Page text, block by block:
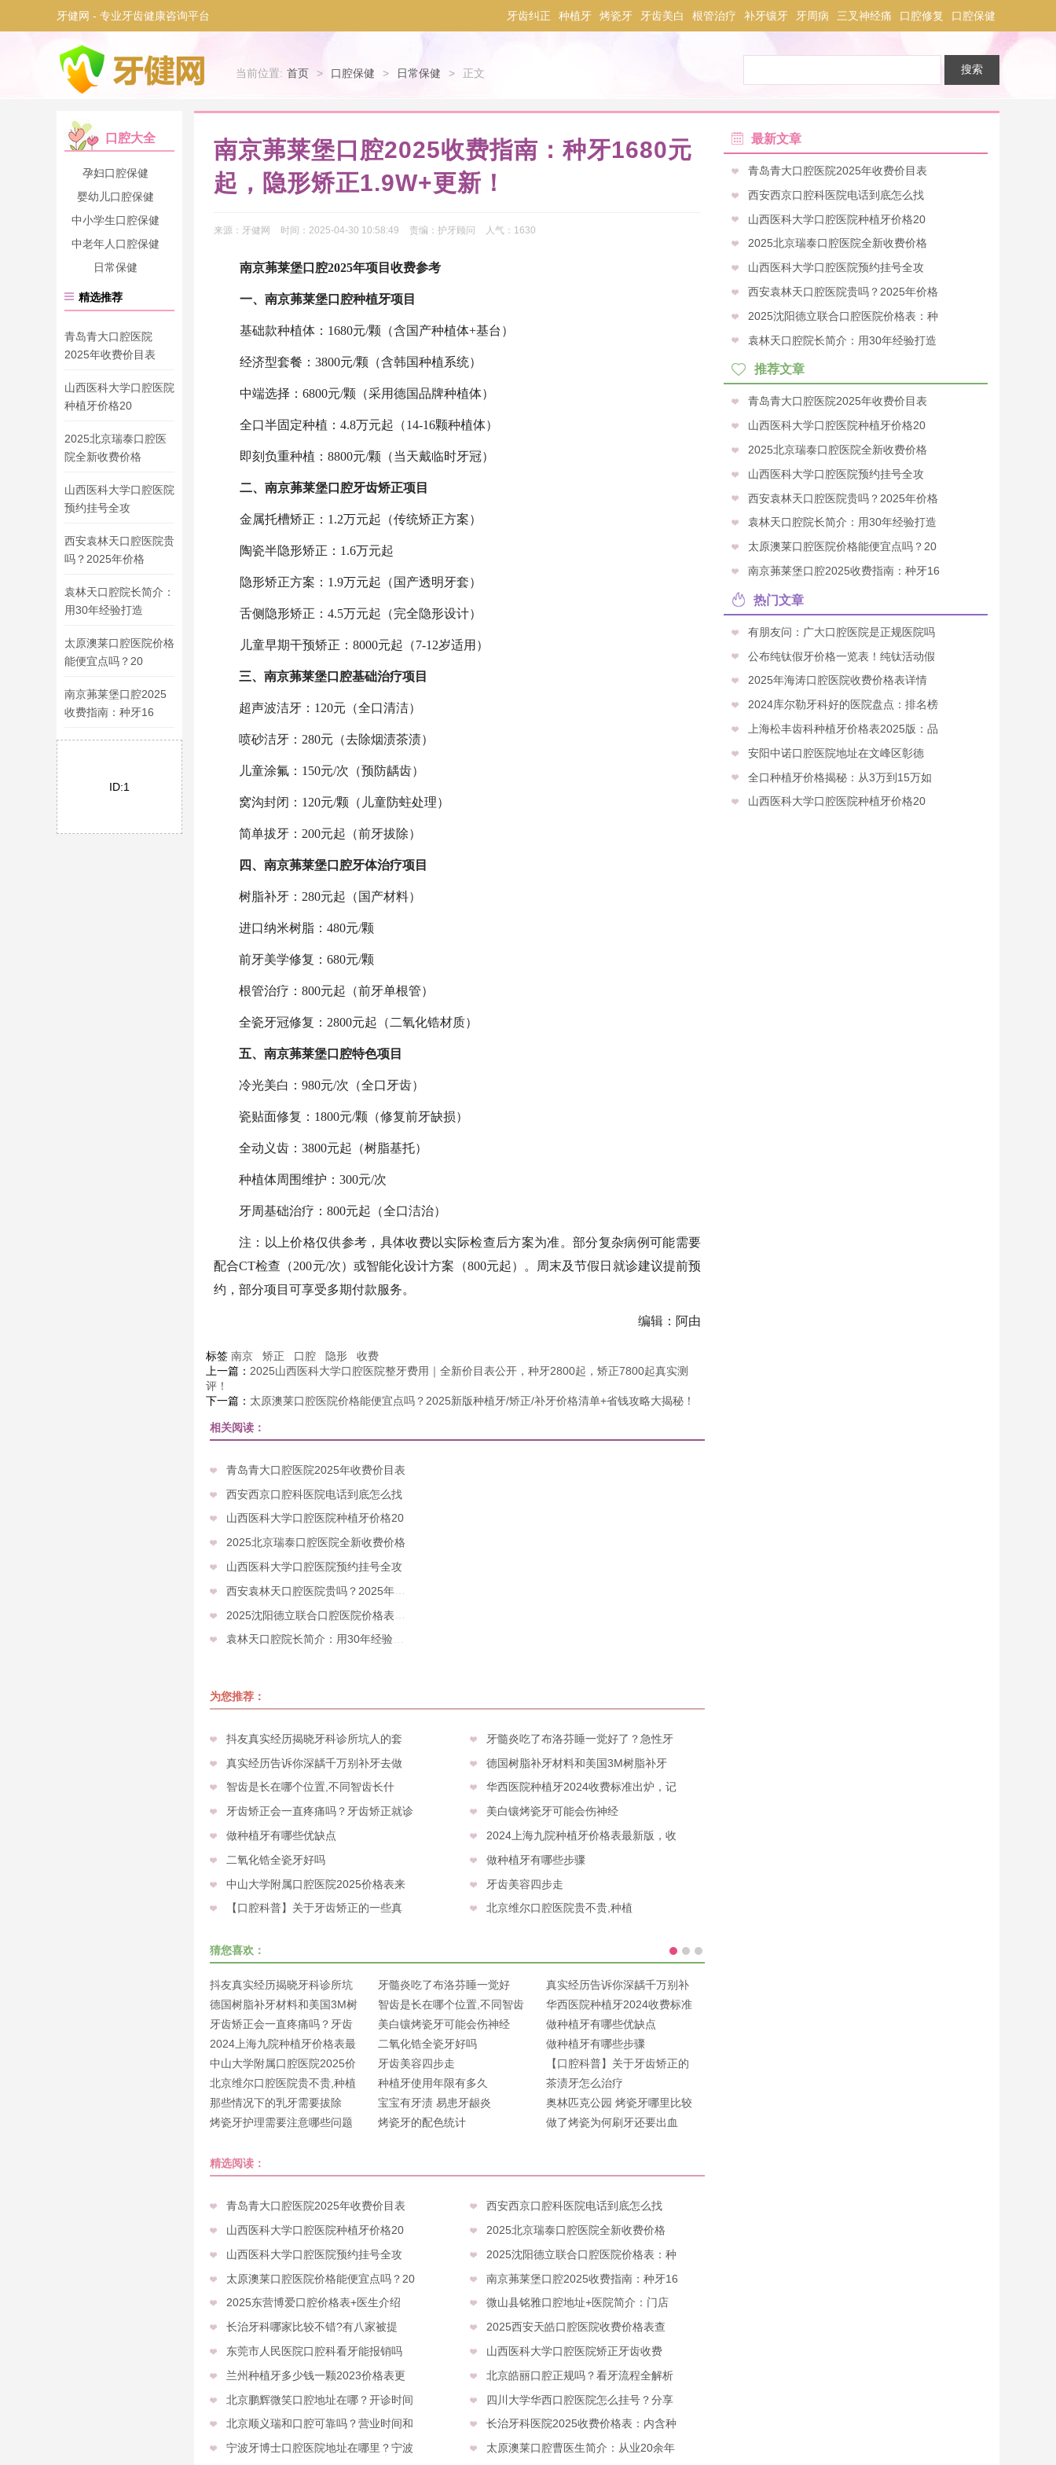
牙健网 - 专业牙齿健康咨询平台 牙齿纠正 种植牙 烤瓷牙 牙齿美白 根管治疗 补牙镶牙 牙周病 三叉神经痛 口腔修复 口腔保健
当前位置: 首页 > 口腔保健 > 日常保健 > 正文
口腔大全
孕妇口腔保健
婴幼儿口腔保健
中小学生口腔保健
中老年人口腔保健
日常保健
精选推荐
青岛青大口腔医院
2025年收费价目表
山西医科大学口腔医院
种植牙价格20
2025北京瑞泰口腔医
院全新收费价格
山西医科大学口腔医院
预约挂号全攻
西安袁林天口腔医院贵
吗？2025年价格
袁林天口腔院长简介：
用30年经验打造
太原澳莱口腔医院价格
能便宜点吗？20
南京茀莱堡口腔2025
收费指南：种牙16
ID:1
南京茀莱堡口腔2025收费指南：种牙1680元
起，隐形矫正1.9W+更新！
来源： 牙健网 时间： 2025-04-30 10:58:49 责编： 护牙顾问 人气： 1630
南京茀莱堡口腔2025年项目收费参考
一、 南京茀莱堡口腔种植牙项目
基础款种植体：1680元/颗（含国产种植体+基台）
经济型套餐：3800元/颗（含韩国种植系统）
中端选择：6800元/颗（采用德国品牌种植体）
全口半固定种植：4.8万元起（14-16颗种植体）
即刻负重种植：8800元/颗（当天戴临时牙冠）
二、 南京茀莱堡口腔牙齿矫正项目
金属托槽矫正：1.2万元起（传统矫正方案）
陶瓷半隐形矫正：1.6万元起
隐形矫正方案：1.9万元起（国产透明牙套）
舌侧隐形矫正：4.5万元起（完全隐形设计）
儿童早期干预矫正：8000元起（7-12岁适用）
三、 南京茀莱堡口腔基础治疗项目
超声波洁牙：120元（全口清洁）
喷砂洁牙：280元（去除烟渍茶渍）
儿童涂氟：150元/次（预防龋齿）
窝沟封闭：120元/颗（儿童防蛀处理）
简单拔牙：200元起（前牙拔除）
四、 南京茀莱堡口腔牙体治疗项目
树脂补牙：280元起（国产材料）
进口纳米树脂：480元/颗
前牙美学修复：680元/颗
根管治疗：800元起（前牙单根管）
全瓷牙冠修复：2800元起（二氧化锆材质）
五、 南京茀莱堡口腔特色项目
冷光美白：980元/次（全口牙齿）
瓷贴面修复：1800元/颗（修复前牙缺损）
全动义齿：3800元起（树脂基托）
种植体周围维护：300元/次
牙周基础治疗：800元起（全口洁治）
注：以上价格仅供参考，具体收费以实际检查后方案为准。部分复杂病例可能需要
配合CT检查（200元/次）或智能化设计方案（800元起）。周末及节假日就诊建议提前预
约，部分项目可享受多期付款服务。
编辑：阿由
标签 南京 矫正 口腔 隐形
收费
上一篇： 2025山西医科大学口腔医院整牙费用｜全新价目表公开，种牙2800起，矫正7800起真实测
评！
下一篇： 太原澳莱口腔医院价格能便宜点吗？2025新版种植牙/矫正/补牙价格清单+省钱攻略大揭秘！
相关阅读：
青岛青大口腔医院2025年收费价目表
西安西京口腔科医院电话到底怎么找
山西医科大学口腔医院种植牙价格20
2025北京瑞泰口腔医院全新收费价格
山西医科大学口腔医院预约挂号全攻
西安袁林天口腔医院贵吗？2025年价格
2025沈阳德立联合口腔医院价格表：种
袁林天口腔院长简介：用30年经验打造
为您推荐：
抖友真实经历揭晓牙科诊所坑人的套
牙髓炎吃了布洛芬睡一觉好了？急性牙
真实经历告诉你深龋千万别补牙去做
德国树脂补牙材料和美国3M树脂补牙
智齿是长在哪个位置,不同智齿长什
华西医院种植牙2024收费标准出炉，记
牙齿矫正会一直疼痛吗？牙齿矫正就诊
美白镶烤瓷牙可能会伤神经
做种植牙有哪些优缺点
2024上海九院种植牙价格表最新版，收
二氧化锆全瓷牙好吗
做种植牙有哪些步骤
中山大学附属口腔医院2025价格表来
牙齿美容四步走
【口腔科普】关于牙齿矫正的一些真
北京维尔口腔医院贵不贵,种植
猜您喜欢：
抖友真实经历揭晓牙科诊所坑
人的套
牙髓炎吃了布洛芬睡一觉好
了？急性牙
真实经历告诉你深龋千万别补
牙去做
德国树脂补牙材料和美国3M树
脂补牙
智齿是长在哪个位置,不同智齿
长什
华西医院种植牙2024收费标准
出炉，记
牙齿矫正会一直疼痛吗？牙齿
矫正就诊
美白镶烤瓷牙可能会伤神经
做种植牙有哪些优缺点
2024上海九院种植牙价格表最
新版，收
二氧化锆全瓷牙好吗
做种植牙有哪些步骤
中山大学附属口腔医院2025价
格表来
牙齿美容四步走
【口腔科普】关于牙齿矫正的
一些真
北京维尔口腔医院贵不贵,种植 种植牙使用年限有多久
茶渍牙怎么治疗
那些情况下的乳牙需要拔除
宝宝有牙渍 易患牙龈炎
奥林匹克公园 烤瓷牙哪里比较
好
烤瓷牙护理需要注意哪些问题
烤瓷牙的配色统计 做了烤瓷为何刷牙还要出血
精选阅读：
青岛青大口腔医院2025年收费价目表
西安西京口腔科医院电话到底怎么找
山西医科大学口腔医院种植牙价格20
2025北京瑞泰口腔医院全新收费价格
山西医科大学口腔医院预约挂号全攻
2025沈阳德立联合口腔医院价格表：种
太原澳莱口腔医院价格能便宜点吗？20
南京茀莱堡口腔2025收费指南：种牙16
2025东营博爱口腔价格表+医生介绍
微山县铭雅口腔地址+医院简介：门店
长治牙科哪家比较不错?有八家被提
2025西安天皓口腔医院收费价格表查
东莞市人民医院口腔科看牙能报销吗
山西医科大学口腔医院矫正牙齿收费
兰州种植牙多少钱一颗2023价格表更
北京皓丽口腔正规吗？看牙流程全解析
北京鹏辉微笑口腔地址在哪？开诊时间
四川大学华西口腔医院怎么挂号？分享
北京顺义瑞和口腔可靠吗？营业时间和
长治牙科医院2025收费价格表：内含种
宁波牙博士口腔医院地址在哪里？宁波
太原澳莱口腔曹医生简介：从业20余年
最新文章
青岛青大口腔医院2025年收费价目表
西安西京口腔科医院电话到底怎么找
山西医科大学口腔医院种植牙价格20
2025北京瑞泰口腔医院全新收费价格
山西医科大学口腔医院预约挂号全攻
西安袁林天口腔医院贵吗？2025年价格
2025沈阳德立联合口腔医院价格表：种
袁林天口腔院长简介：用30年经验打造
推荐文章
青岛青大口腔医院2025年收费价目表
山西医科大学口腔医院种植牙价格20
2025北京瑞泰口腔医院全新收费价格
山西医科大学口腔医院预约挂号全攻
西安袁林天口腔医院贵吗？2025年价格
袁林天口腔院长简介：用30年经验打造
太原澳莱口腔医院价格能便宜点吗？20
南京茀莱堡口腔2025收费指南：种牙16
热门文章
有朋友问：广大口腔医院是正规医院吗
公布纯钛假牙价格一览表！纯钛活动假
2025年海涛口腔医院收费价格表详情
2024库尔勒牙科好的医院盘点：排名榜
上海松丰齿科种植牙价格表2025版：品
安阳中诺口腔医院地址在文峰区彰德
全口种植牙价格揭秘：从3万到15万如
山西医科大学口腔医院种植牙价格20